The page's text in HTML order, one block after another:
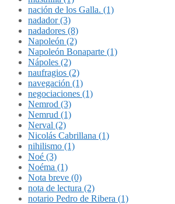
nación de los Galla. (1)
nadador (3)
nadadores (8)
Napoleón (2)
Napoleón Bonaparte (1)
Nápoles (2)
naufragios (2)
navegación (1)
negociaciones (1)
Nemrod (3)
Nemrud (1)
Nerval (2)
Nicolás Cabrillana (1)
nihilismo (1)
Noé (3)
Noéma (1)
Nota breve (0)
nota de lectura (2)
notario Pedro de Ribera (1)